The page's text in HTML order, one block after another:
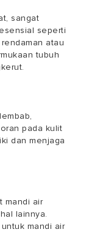
sangat
seperti
atau
tubuh
pada kulit
dan menjaga
mandi air
lainnya.
mandi air